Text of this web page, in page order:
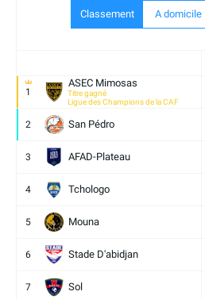
Classement A domicile
1
ASEC Mimosas
Titre gagné
Ligue des Champions de la CAF
2 San Pédro
3 AFAD-Plateau
4 Tchologo
5 Mouna
6 Stade D'abidjan
7 Sol